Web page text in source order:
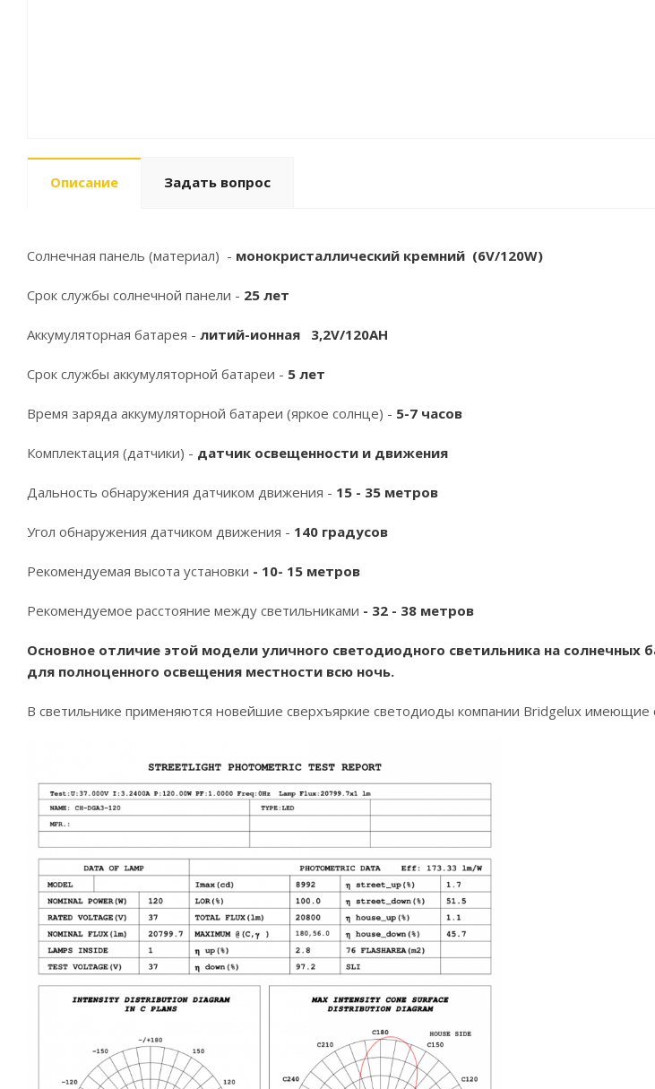
Описание Задать вопрос
Солнечная панель (материал) - монокристаллический кремний (6V/120W)
Срок службы солнечной панели - 25 лет
Аккумуляторная батарея - литий-ионная 3,2V/120AH
Срок службы аккумуляторной батареи - 5 лет
Время заряда аккумуляторной батареи (яркое солнце) - 5-7 часов
Комплектация (датчики) - датчик освещенности и движения
Дальность обнаружения датчиком движения - 15 - 35 метров
Угол обнаружения датчиком движения - 140 градусов
Рекомендуемая высота установки - 10- 15 метров
Рекомендуемое расстояние между светильниками - 32 - 38 метров
Основное отличие этой модели уличного светодиодного светильника на солнечных
для полноценного освещения местности всю ночь.
В светильнике применяются новейшие сверхъяркие светодиоды компании Bridgelux